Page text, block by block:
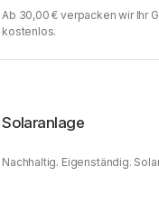
Ab 30,00 € verpacken wir Ihr
kostenlos.
Solaranlage
Nachhaltig. Eigenständig.